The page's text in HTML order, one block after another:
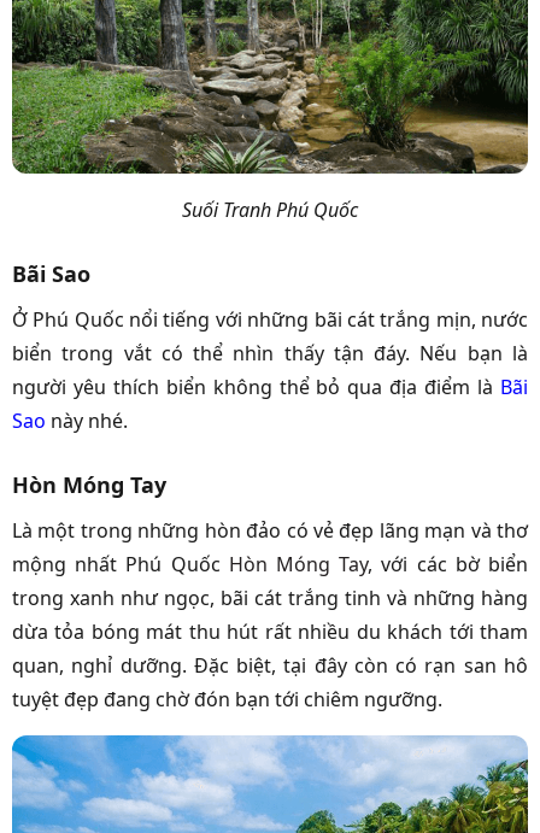
Suối Tranh Phú Quốc
Bãi Sao
Ở Phú Quốc nổi tiếng với những bãi cát trắng mịn, nước
biển trong vắt có thể nhìn thấy tận đáy. Nếu bạn là
người yêu thích biển không thể bỏ qua địa điểm là Bãi
Sao này nhé.
Hòn Móng Tay
Là một trong những hòn đảo có vẻ đẹp lãng mạn và thơ
mộng nhất Phú Quốc Hòn Móng Tay, với các bờ biển
trong xanh như ngọc, bãi cát trắng tinh và những hàng
dừa tỏa bóng mát thu hút rất nhiều du khách tới tham
quan, nghỉ dưỡng. Đặc biệt, tại đây còn có rạn san hô
tuyệt đẹp đang chờ đón bạn tới chiêm ngưỡng.